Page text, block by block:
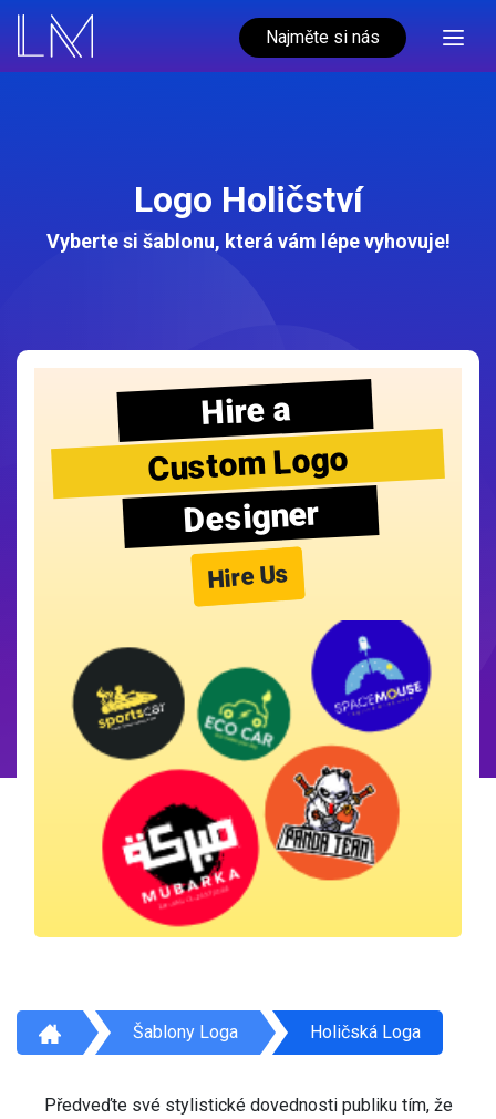
Najměte si nás
Logo Holičství
Vyberte si šablonu, která vám lépe vyhovuje!
Hire a
Custom Logo
Designer
Hire Us
Šablony Loga Holičská Loga
Předveďte své stylistické dovednosti publiku tím, že